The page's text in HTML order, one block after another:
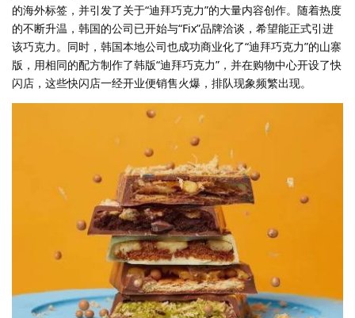
的海外标签，并引发了关于“迪拜巧克力”的大量内容创作。随着热度
的不断升温，韩国的公司已开始与“Fix”品牌洽谈，希望能正式引进
该巧克力。同时，韩国本地公司也成功商业化了“迪拜巧克力”的山寨
版，用相同的配方制作了韩版“迪拜巧克力”，并在购物中心开设了快
闪店，这些快闪店一经开业便销售火爆，排队现象频繁出现。